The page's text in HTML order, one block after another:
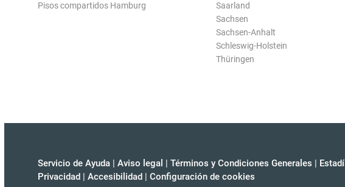
Pisos compartidos Hamburg
Saarland
Sachsen
Sachsen-Anhalt
Schleswig-Holstein
Thüringen
Servicio de Ayuda | Aviso legal | Términos y Condiciones Generales |
Privacidad | Accesibilidad | Configuración de cookies